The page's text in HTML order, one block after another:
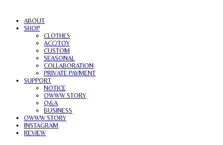
ABOUT
SHOP
CLOTHES
ACC/TOY
CUSTOM
SEASONAL
COLLABORATION
PRIVATE PAYMENT
SUPPORT
NOTICE
OWWW STORY
Q&A
BUSINESS
OWWW STORY
INSTAGRAM
REVIEW